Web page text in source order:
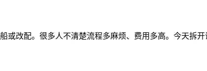
或改配。很多人不清楚流程多麻烦、费用多高。今天拆